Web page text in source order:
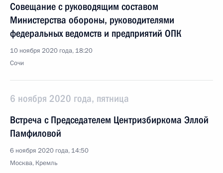
Совещание с руководящим составом
Министерства обороны, руководителями
федеральных ведомств и предприятий ОПК
10 ноября 2020 года, 18:20
Сочи
6 ноября 2020 года, пятница
Встреча с Председателем Центризбиркома Эллой
Памфиловой
6 ноября 2020 года, 14:50
Москва, Кремль